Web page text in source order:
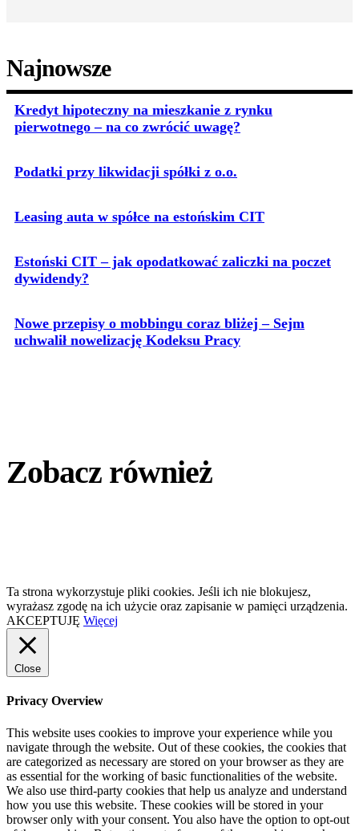
Najnowsze
Kredyt hipoteczny na mieszkanie z rynku
pierwotnego – na co zwrócić uwagę?
Podatki przy likwidacji spółki z o.o.
Leasing auta w spółce na estońskim CIT
Estoński CIT – jak opodatkować zaliczki na poczet
dywidendy?
Nowe przepisy o mobbingu coraz bliżej – Sejm
uchwalił nowelizację Kodeksu Pracy
Zobacz również
Ta strona wykorzystuje pliki cookies. Jeśli ich nie blokujesz,
wyrażasz zgodę na ich użycie oraz zapisanie w pamięci urządzenia.
AKCEPTUJĘ Więcej
Close
Privacy Overview
This website uses cookies to improve your experience while you
navigate through the website. Out of these cookies, the cookies that
are categorized as necessary are stored on your browser as they are
as essential for the working of basic functionalities of the website.
We also use third-party cookies that help us analyze and understand
how you use this website. These cookies will be stored in your
browser only with your consent. You also have the option to opt-out